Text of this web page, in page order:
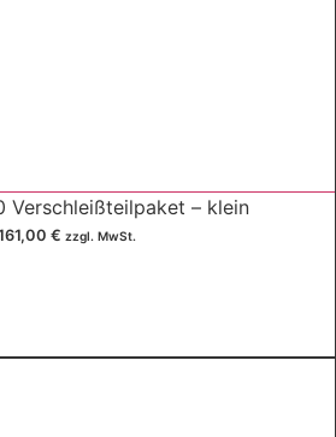
Verschleißteilpaket – klein
€ zzgl. MwSt.